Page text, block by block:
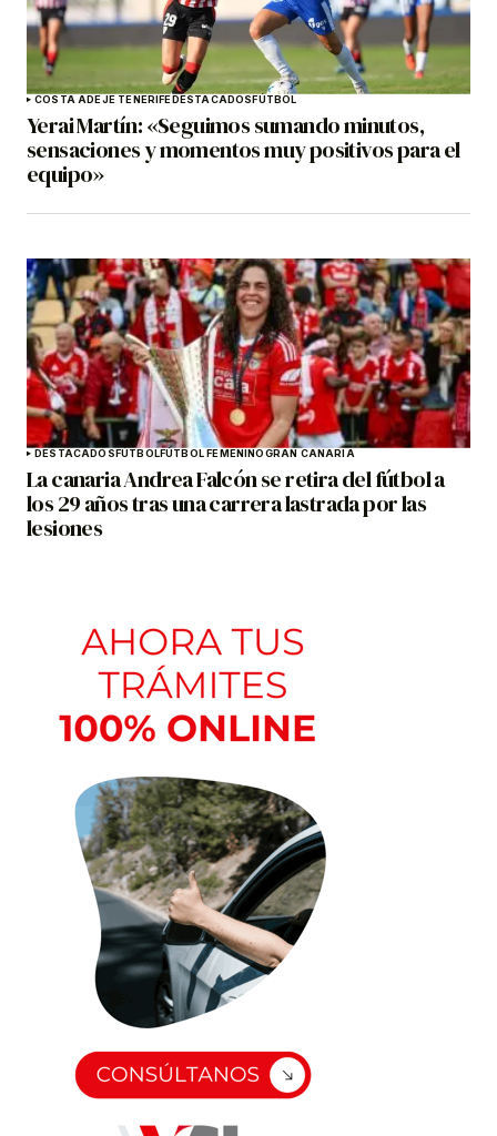
COSTA ADEJE TENERIFEDESTACADOSFÚTBOL
Yerai Martín: «Seguimos sumando minutos,
sensaciones y momentos muy positivos para el
equipo»
DESTACADOSFÚTBOLFÚTBOL FEMENINOGRAN CANARIA
La canaria Andrea Falcón se retira del fútbol a
los 29 años tras una carrera lastrada por las
lesiones